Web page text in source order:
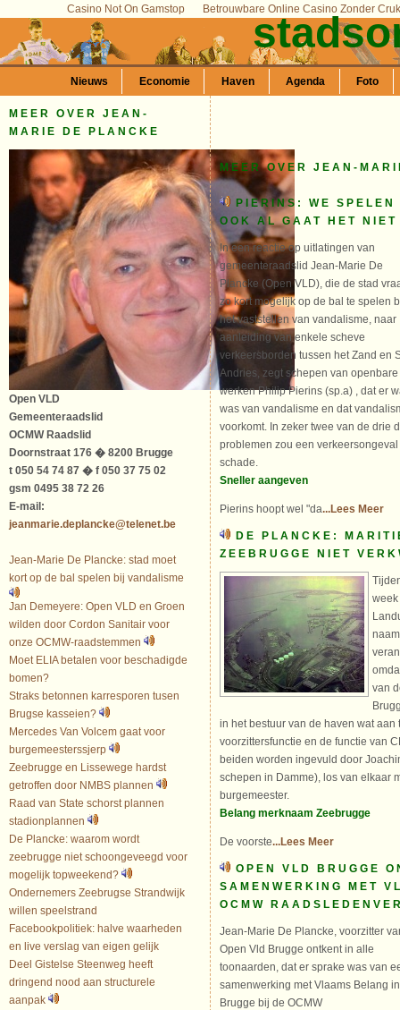
Casino Not On Gamstop Betrouwbare Online Casino Zonder
Nieuws Economie Haven Agenda Foto
MEER OVER JEAN-
MARIE DE PLANCKE
Open VLD
Gemeenteraadslid
OCMW Raadslid
Doornstraat 176 � 8200 Brugge
t 050 54 74 87 � f 050 37 75 02
gsm 0495 38 72 26
E-mail:
jeanmarie.deplancke@telenet.be
Jean-Marie De Plancke: stad moet
kort op de bal spelen bij vandalisme
Jan Demeyere: Open VLD en Groen
wilden door Cordon Sanitair voor
onze OCMW-raadstemmen
Moet ELIA betalen voor beschadigde
bomen?
Straks betonnen karresporen tusen
Brugse kasseien?
Mercedes Van Volcem gaat voor
burgemeesterssjerp
Zeebrugge en Lissewege hardst
getroffen door NMBS plannen
Raad van State schorst plannen
stadionplannen
De Plancke: waarom wordt
zeebrugge niet schoongeveegd voor
mogelijk topweekend?
Ondernemers Zeebrugse Strandwijk
willen speelstrand
Facebookpolitiek: halve waarheden
en live verslag van eigen gelijk
Deel Gistelse Steenweg heeft
dringend nood aan structurele
aanpak
MEER OVER JEAN-
PIERINS: WE SPELEN
OOK AL GAAT HET
In een reactie op uitlatingen van
gemeenteraadslid Jean-Marie De
Plancke (Open VLD), die de stad
zo kort mogelijk op de bal te spelen
het vaststellen van vandalisme, naar
aanleiding van enkele scheve
verkeersborden tussen het Zand en
Andries, zegt schepen van openbare
werken Philip Pierins (sp.a) , dat er
was van vandalisme en dat
voorkomt. In zeker twee van de drie
problemen zou een
schade.
Sneller aangeven
Pierins hoopt wel "da...Lees Meer
DE PLANCKE:
ZEEBRUGGE NIET
van
in het bestuur van de haven wat aan
voorzittersfunctie en de functie van
beiden worden ingevuld door
schepen in Damme), los van elkaar
burgemeester.
Belang merknaam Zeebrugge
De voorste...Lees Meer
OPEN VLD BRUGGE
SAMENWERKING MET
OCMW
Jean-Marie De Plancke, voorzitter
Open Vld Brugge ontkent in alle
toonaarden, dat er sprake was van
samenwerking met Vlaams Belang in
Brugge bij de OCMW